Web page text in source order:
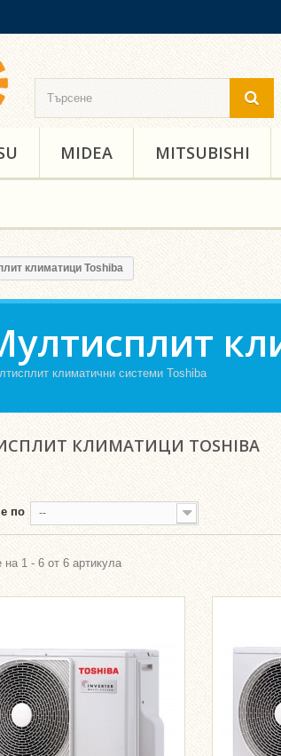
MIDEA MITSUBISHI
климатици Toshiba
климатични системи Toshiba
КЛИМАТИЦИ TOSHIBA
по --
на 1 - 6 от 6 артикула